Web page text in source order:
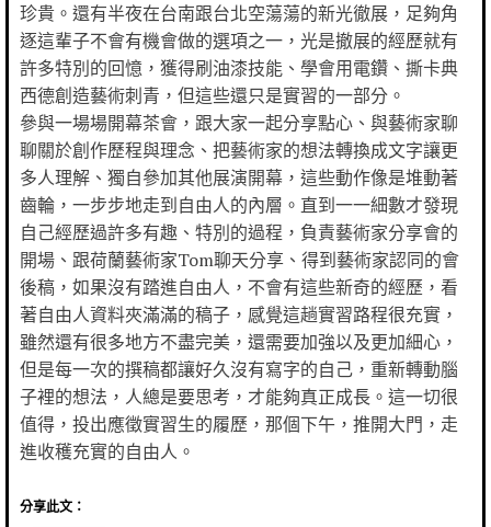
珍貴。還有半夜在台南跟台北空蕩蕩的新光徹展，足夠角
逐這輩子不會有機會做的選項之一，光是撤展的經歷就有
許多特別的回憶，獲得刷油漆技能、學會用電鑽、撕卡典
西德創造藝術刺青，但這些還只是實習的一部分。
參與一場場開幕茶會，跟大家一起分享點心、與藝術家聊
聊關於創作歷程與理念、把藝術家的想法轉換成文字讓更
多人理解、獨自參加其他展演開幕，這些動作像是堆動著
齒輪，一步步地走到自由人的內層。直到一一細數才發現
自己經歷過許多有趣、特別的過程，負責藝術家分享會的
開場、跟荷蘭藝術家Tom聊天分享、得到藝術家認同的會
後稿，如果沒有踏進自由人，不會有這些新奇的經歷，看
著自由人資料夾滿滿的稿子，感覺這趟實習路程很充實，
雖然還有很多地方不盡完美，還需要加強以及更加細心，
但是每一次的撰稿都讓好久沒有寫字的自己，重新轉動腦
子裡的想法，人總是要思考，才能夠真正成長。這一切很
值得，投出應徵實習生的履歷，那個下午，推開大門，走
進收穫充實的自由人。
分享此文：